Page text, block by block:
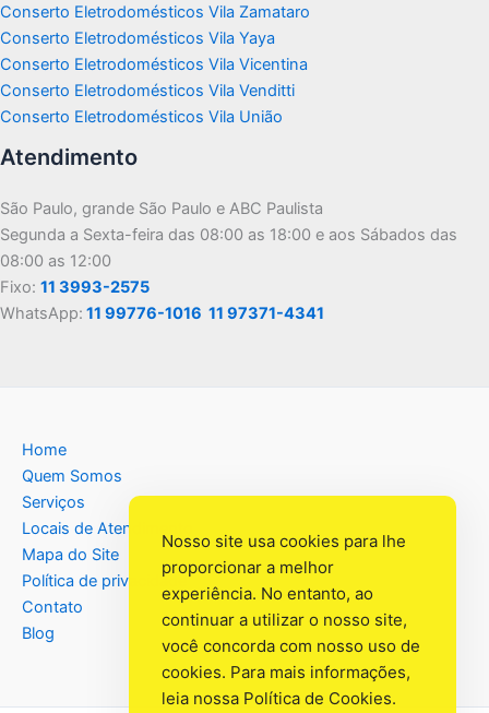
Conserto Eletrodomésticos Vila Zamataro
Conserto Eletrodomésticos Vila Yaya
Conserto Eletrodomésticos Vila Vicentina
Conserto Eletrodomésticos Vila Venditti
Conserto Eletrodomésticos Vila União
Atendimento
São Paulo, grande São Paulo e ABC Paulista
Segunda a Sexta-feira das 08:00 as 18:00 e aos Sábados das
08:00 as 12:00
Fixo: 11 3993-2575
WhatsApp: 11 99776-1016 11 97371-4341
Home
Quem Somos
Serviços
Locais de Atendimento
Mapa do Site
Política de privacidade
Contato
Blog
Nosso site usa cookies para lhe
proporcionar a melhor
experiência. No entanto, ao
continuar a utilizar o nosso site,
você concorda com nosso uso de
cookies. Para mais informações,
leia nossa Política de Cookies.